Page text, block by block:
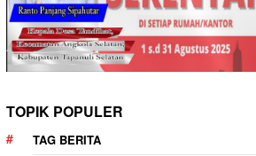
TOPIK POPULER
TAG BERITA